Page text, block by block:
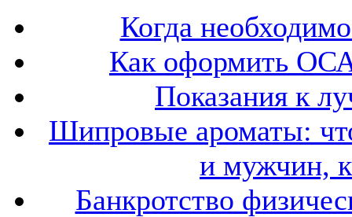
Когда
Как оформить
Показания к
Шипровые ароматы:
и мужчин,
Банкротство